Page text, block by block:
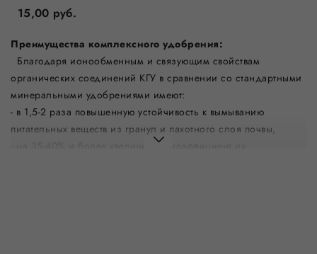
15,00 руб.
Преимущества комплексного удобрения:
Благодаря ионообменным и связующим свойствам
органических соединений КГУ в сравнении со стандартными
минеральными удобрениями имеют:
- в 1,5-2 раза повышенную устойчивость к вымыванию
питательных веществ из гранул и пахотного слоя почвы,
- на 35-40% и более увеличивают коэффициент их